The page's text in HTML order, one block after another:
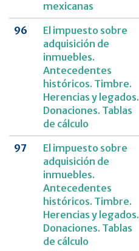
mexicanas
96
El impuesto sobre
adquisición de
inmuebles.
Antecedentes
históricos. Timbre.
Herencias y legados.
Donaciones. Tablas
de cálculo
97
El impuesto sobre
adquisición de
inmuebles.
Antecedentes
históricos. Timbre.
Herencias y legados.
Donaciones. Tablas
de cálculo